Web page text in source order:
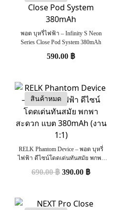
พอต บุหรี่ไฟฟ้า – Infinity S Neon
Series Close Pod System 380mAh
590.00 ฿
สินค้าหมด
RELK Phantom Device – พอต บุหรี่
ไฟฟ้า ดีไซน์โดดเด่นทันสมัย พกพา
690.00฿ 390.00 ฿